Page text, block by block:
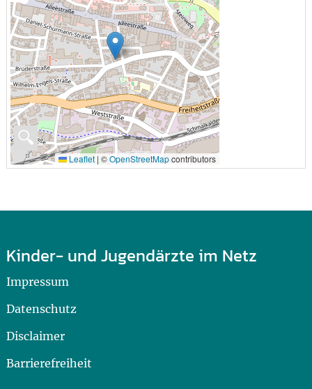
🔍
Leaflet | ©OpenStreetMapcontributors
Kinder- und Jugendärzte im Netz
Impressum
Datenschutz
Disclaimer
Barrierefreiheit